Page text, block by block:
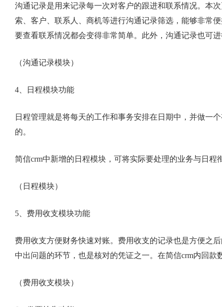
沟通记录是用来记录每一次对客户的跟进和联系情况。本
索、客户、联系人、商机等进行沟通记录筛选，能够非常
要查看联系情况都会变得非常简单。此外，沟通记录也可
（沟通记录模块）
4、日程模块功能
日程管理就是将每天的工作和事务安排在日期中，并做一
的。
简信crm中新增的日程模块，可将实际要处理的业务与日
（日程模块）
5、费用收支模块功能
费用收支方便财务快速对账。费用收支的记录也是方便之
中出问题的环节，也是核对的凭证之一。在简信crm内回
（费用收支模块）